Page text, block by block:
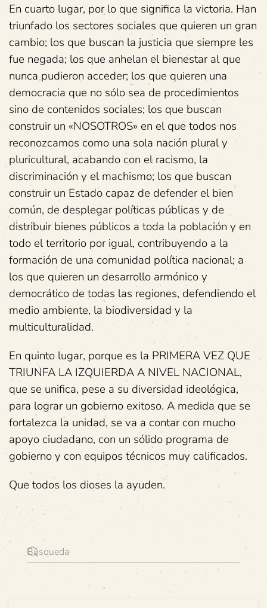
En cuarto lugar, por lo que significa la victoria. Han
triunfado los sectores sociales que quieren un gran
cambio; los que buscan la justicia que siempre les
fue negada; los que anhelan el bienestar al que
nunca pudieron acceder; los que quieren una
democracia que no sólo sea de procedimientos
sino de contenidos sociales; los que buscan
construir un «NOSOTROS» en el que todos nos
reconozcamos como una sola nación plural y
pluricultural, acabando con el racismo, la
discriminación y el machismo; los que buscan
construir un Estado capaz de defender el bien
común, de desplegar políticas públicas y de
distribuir bienes públicos a toda la población y en
todo el territorio por igual, contribuyendo a la
formación de una comunidad política nacional; a
los que quieren un desarrollo armónico y
democrático de todas las regiones, defendiendo el
medio ambiente, la biodiversidad y la
multiculturalidad.
En quinto lugar, porque es la PRIMERA VEZ QUE
TRIUNFA LA IZQUIERDA A NIVEL NACIONAL,
que se unifica, pese a su diversidad ideológica,
para lograr un gobierno exitoso. A medida que se
fortalezca la unidad, se va a contar con mucho
apoyo ciudadano, con un sólido programa de
gobierno y con equipos técnicos muy calificados.
Que todos los dioses la ayuden.